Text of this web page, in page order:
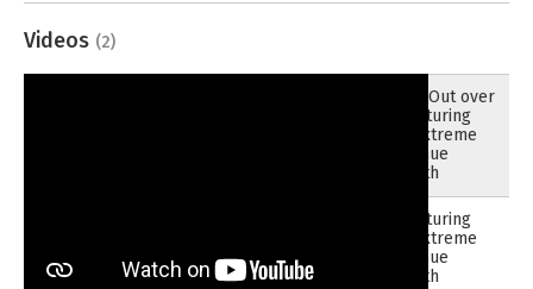
Videos (2)
Chris Out over
Structuring
for extreme
revenue
growth
Structuring
for extreme
revenue
growth